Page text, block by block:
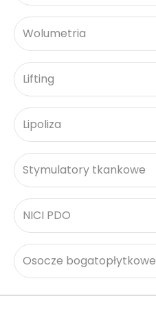
Wolumetria
Lifting
Lipoliza
Stymulatory tkankowe
NICI PDO
Osocze bogatopłytkowe